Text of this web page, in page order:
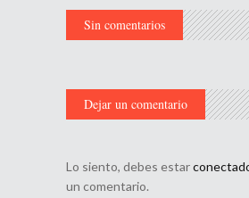
Sin comentarios
Dejar un comentario
Lo siento, debes estar
un comentario.